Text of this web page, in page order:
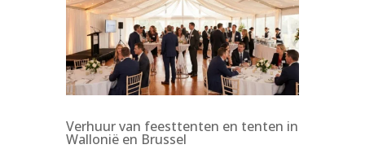
Verhuur van feesttenten en tenten in
Wallonië en Brussel